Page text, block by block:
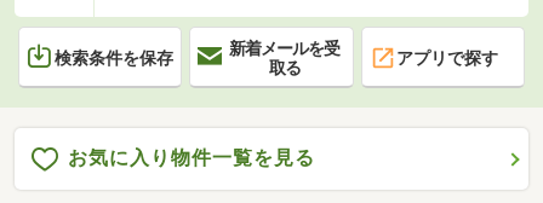
検索条件を保存
新着メールを受
取る
アプリで探す
お気に入り物件一覧を見る